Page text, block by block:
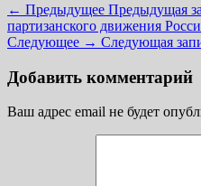
← Предыдущее Предыдущая
партизанского движения
Следующее → Следующая
Добавить комментарий
Ваш адрес email не будет